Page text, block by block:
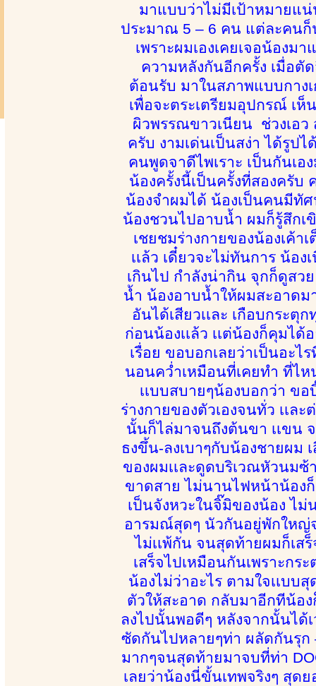
มาแบบว่าไม่มีเป้าหมายแ
ประมาณ 5 – 6 คน แต่ละคน
เพราะผมเองเคยเจอน้อง
ความหลังกันอีกครั้ง เมื่อตั
ต้อนรับ มาในสภาพแบบกาง
เพื่อจะตระเตรียมอุปกรณ์ เ
ผิวพรรณขาวเนียน ช่วงเอว
ครับ งามเด่นเป็นสง่า ได้รูป
คนพูดจาดีไพเราะ เป็นกันเอ
น้องครั้งนี้เป็นครั้งที่สองครับ
น้องจำผมได้ น้องเป็นคนมีทั
น้องชวนไปอาบน้ำ ผมก็รู้สึกเ
เชยชมร่างกายของน้องเค้า
เเล้ว เดี๋ยวจะไม่ทันการ น้อ
เกินไป กำลังน่ากิน จุกก็ดูสว
น้ำ น้องอาบน้ำให้ผมสะอาดม
อันได้เสียวเเละ เกือบกระตุ
ก่อนน้องเเล้ว เเต่น้องก็คุมไ
เรื่อย ขอบอกเลยว่าเป็นอะไ
นอนคว่ำเหมือนที่เคยทำ ที่ไห
เเบบสบายๆน้องบอกว่า ข
ร่างกายของตัวเองจนทั่ว เเ
นั้นก็ไล่มาจนถึงต้นขา เเขน
ธงขึ้น-ลงเบาๆกับน้องชายผม
ของผมเเละดูดบริเวณหัวนม
ขาดสาย ไม่นานไฟหน้าน้องก็
เป็นจังหวะในจิ๊มิของน้อง ไม่
อารมณ์สุดๆ นัวกันอยู่พักใหญ่จ
ไม่เเพ้กัน จนสุดท้ายผมก็เส
เสร็จไปเหมือนกันเพราะกร
น้องไม่ว่าอะไร ตามใจเเบบ
ตัวให้สะอาด กลับมาอีกทีน้อ
ลงไปนั้นพอดีๆ หลังจากนั้นได้
ซัดกันไปหลายๆท่า ผลัดกันรุก
มากๆจนสุดท้ายมาจบที่ท่า
เลยว่าน้องนี่ขั้นเทพจริงๆ สุด